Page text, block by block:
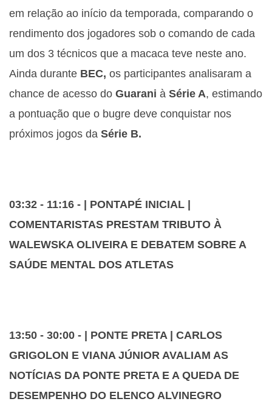
em relação ao início da temporada, comparando o
rendimento dos jogadores sob o comando de cada
um dos 3 técnicos que a macaca teve neste ano.
Ainda durante BEC, os participantes analisaram a
chance de acesso do Guarani à Série A, estimando
a pontuação que o bugre deve conquistar nos
próximos jogos da Série B.
03:32 - 11:16 - | PONTAPÉ INICIAL |
COMENTARISTAS PRESTAM TRIBUTO À
WALEWSKA OLIVEIRA E DEBATEM SOBRE A
SAÚDE MENTAL DOS ATLETAS
13:50 - 30:00 - | PONTE PRETA | CARLOS
GRIGOLON E VIANA JÚNIOR AVALIAM AS
NOTÍCIAS DA PONTE PRETA E A QUEDA DE
DESEMPENHO DO ELENCO ALVINEGRO